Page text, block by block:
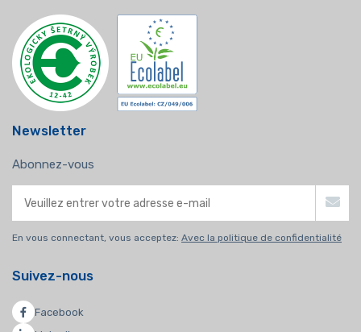
Newsletter
Abonnez-vous
En vous connectant, vous acceptez: Avec la politique de confidentialité
Suivez-nous
Facebook